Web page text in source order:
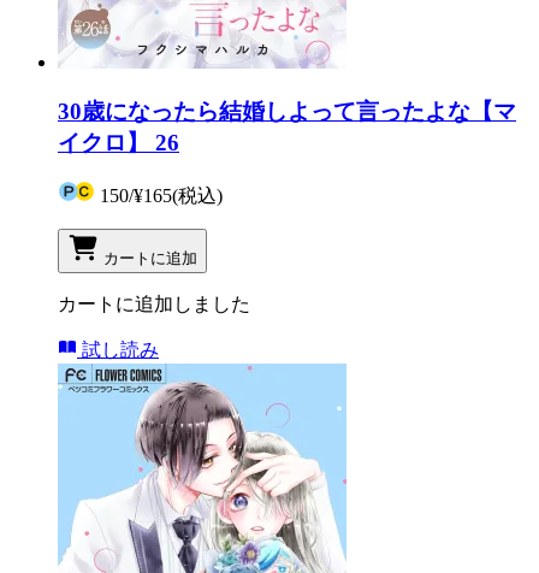
30歳になったら結婚しよって言ったよな【マ
イクロ】 26
150/¥165(税込)
カートに追加
カートに追加しました
試し読み